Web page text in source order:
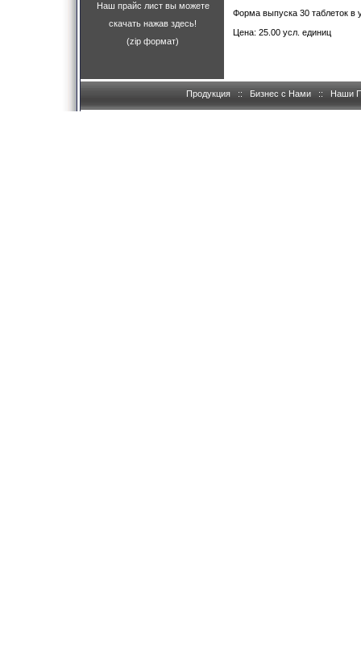
Наш прайс лист вы можете
скачать нажав здесь!
(zip формат)
Форма выпуска 30 таблеток в
Цена: 25.00 усл. единиц
Продукция :: Бизнес с Нами :: Наши